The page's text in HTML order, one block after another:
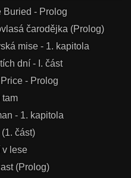
Buried - Prolog
čarodějka (Prolog)
mise - 1. kapitola
dní - I. část
- Prolog
tam
- 1. kapitola
část)
v lese
(Prolog)